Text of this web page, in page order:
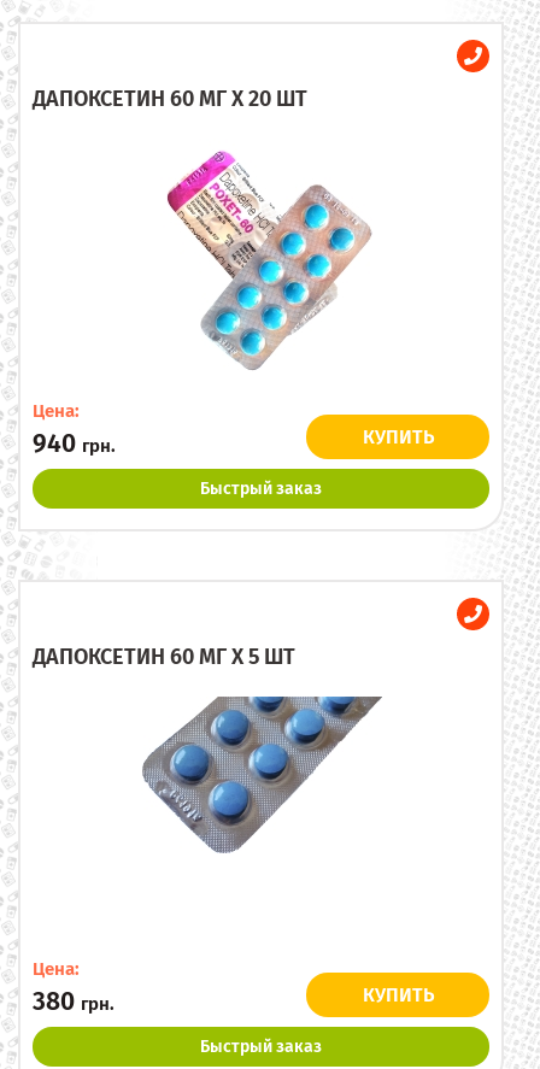
ДАПОКСЕТИН 60 МГ X 20 ШТ
Цена:
940 грн. КУПИТЬ
Быстрый заказ
ДАПОКСЕТИН 60 МГ X 5 ШТ
Цена:
380 грн. КУПИТЬ
Быстрый заказ